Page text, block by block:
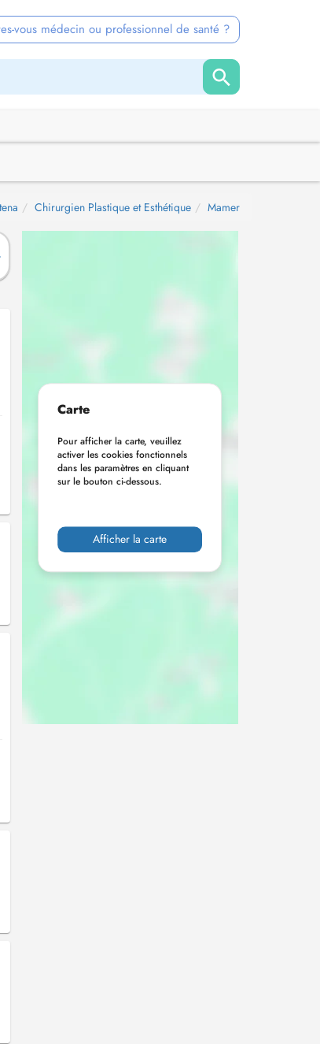
vous médecin ou professionnel de santé ?
Chirurgien Plastique et Esthétique Mamer
Carte
Pour afficher la carte, veuillez
activer les cookies fonctionnels
dans les paramètres en cliquant
sur le bouton ci-dessous.
Afficher la carte